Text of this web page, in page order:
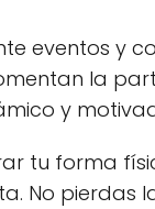
eventos y
la
y
tu forma
No